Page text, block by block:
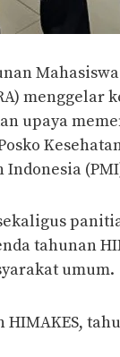
Mahasiswa
menggelar
upaya
Indonesia
tahunan
umum.
HIMAKES,